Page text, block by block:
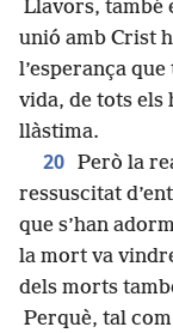
Llavors, també
unió amb Crist
l’esperança
vida, de tots els
llàstima.
20 Però la
ressuscitat
que s’han
la mort va
dels morts
Perquè, tal